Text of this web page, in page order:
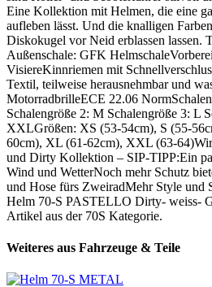
Eine Kollektion mit Helmen, die eine
aufleben lässt. Und die knalligen
Diskokugel vor Neid erblassen lassen.
Außenschale: GFK
VisiereKinnriemen mit
Textil, teilweise herausnehmbar und
MotorradbrilleECE 22.06
Schalengröße 2: M Schalengröße 3: L
XXLGrößen: XS (53-54cm), S (55-
60cm), XL (61-62cm), XXL (63-
und Dirty Kollektion – SIP-TIPP:Ein
Wind und WetterNoch mehr Schutz
und Hose fürs ZweiradMehr Style und
Helm 70-S PASTELLO Dirty- weiss-
Artikel aus der 70S Kategorie.
Weiteres aus Fahrzeuge & Teile